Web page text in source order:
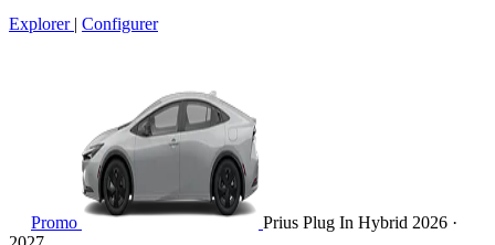
Explorer | Configurer
Promo Prius Plug In Hybrid 2026 ·